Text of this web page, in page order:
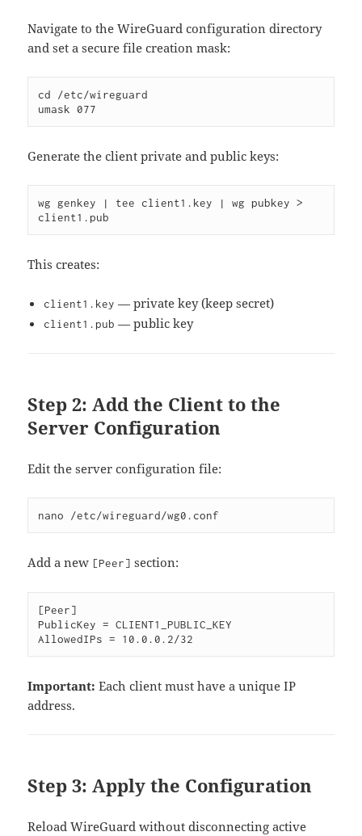
Navigate to the WireGuard configuration directory
and set a secure file creation mask:
cd /etc/wireguard
Generate the client private and public keys:
wg genkey | tee client1.key | wg pubkey >
This creates:
client1.key — private key (keep secret)
client1.pub — public key
Step 2: Add the Client to the
Server Configuration
Edit the server configuration file:
Add a new [Peer] section:
[Peer]
PublicKey = CLIENT1_PUBLIC_KEY
Important: Each client must have a unique IP
address.
Step 3: Apply the Configuration
Reload WireGuard without disconnecting active